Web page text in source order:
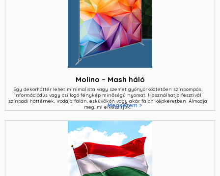
Molino – Mash háló
Egy dekorháttér lehet minimalista vagy szemet gyönyörködtetően színpompás,
információdús vagy csillogó fénykép minőségű nyomat. Használhatja fesztivál
színpadi háttérnek, irodája falán, esküvőkön vagy akár falon képkeretben. Álmodja
meg, mi elkészítjük.
Megnézem >